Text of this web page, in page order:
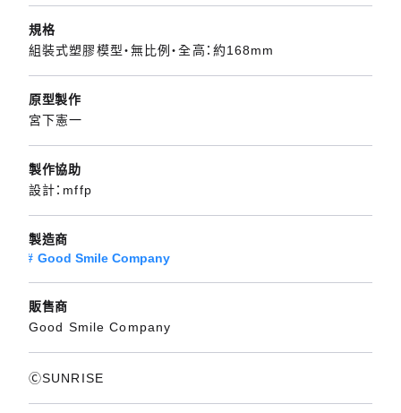
規格
組裝式塑膠模型・無比例・全高：約168mm
原型製作
宮下憲一
製作協助
設計：mffp
製造商
Good Smile Company
販售商
Good Smile Company
ⒸSUNRISE